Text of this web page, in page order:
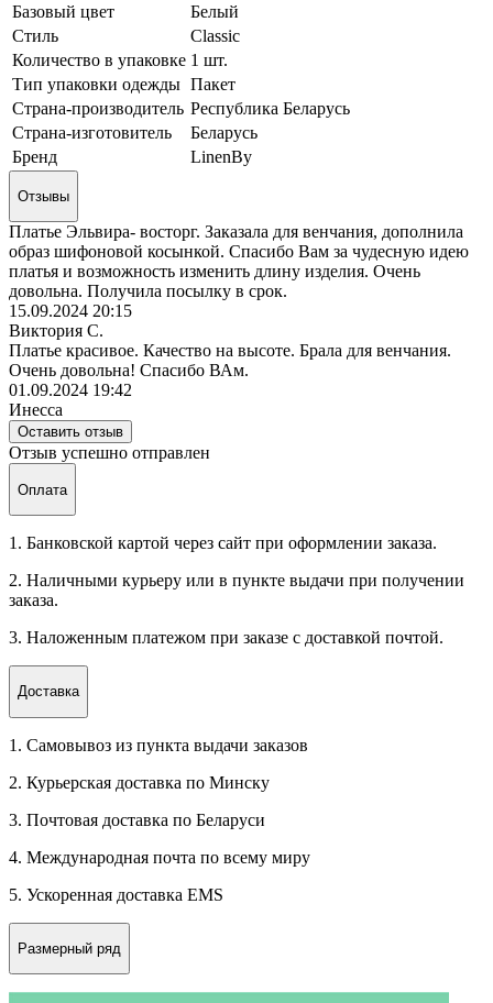
Базовый цвет
Белый
Стиль
Classic
Количество в упаковке 1 шт.
Тип упаковки одежды Пакет
Страна-производитель Республика Беларусь
Страна-изготовитель
Беларусь
Бренд
LinenBy
Отзывы
Платье Эльвира- восторг. Заказала для венчания, дополнила
образ шифоновой косынкой. Спасибо Вам за чудесную идею
платья и возможность изменить длину изделия. Очень
довольна. Получила посылку в срок.
15.09.2024 20:15
Виктория С.
Платье красивое. Качество на высоте. Брала для венчания.
Очень довольна! Спасибо ВАм.
01.09.2024 19:42
Инесса
Оставить отзыв
Отзыв успешно отправлен
Оплата
1. Банковской картой через сайт при оформлении заказа.
2. Наличными курьеру или в пункте выдачи при получении
заказа.
3. Наложенным платежом при заказе с доставкой почтой.
Доставка
1. Самовывоз из пункта выдачи заказов
2. Курьерская доставка по Минску
3. Почтовая доставка по Беларуси
4. Международная почта по всему миру
5. Ускоренная доставка EMS
Размерный ряд